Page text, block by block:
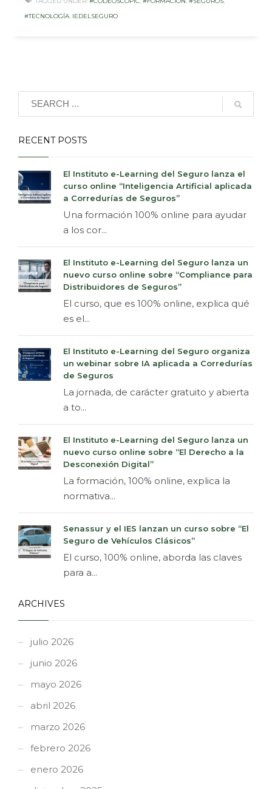
#TECNOLOGÍA, IEDELSEGURO
RECENT POSTS
El Instituto e-Learning del Seguro lanza el
curso online “Inteligencia Artificial aplicada
a Corredurías de Seguros”
Una formación 100% online para ayudar
a los cor...
El Instituto e-Learning del Seguro lanza un
nuevo curso online sobre “Compliance para
Distribuidores de Seguros”
El curso, que es 100% online, explica qué
es el...
El Instituto e-Learning del Seguro organiza
un webinar sobre IA aplicada a Corredurías
de Seguros
La jornada, de carácter gratuito y abierta
a to...
El Instituto e-Learning del Seguro lanza un
nuevo curso online sobre “El Derecho a la
Desconexión Digital”
La formación, 100% online, explica la
normativa...
Senassur y el IES lanzan un curso sobre “El
Seguro de Vehículos Clásicos”
El curso, 100% online, aborda las claves
para a...
ARCHIVES
julio 2026
junio 2026
mayo 2026
abril 2026
marzo 2026
febrero 2026
enero 2026